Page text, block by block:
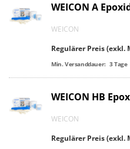
WEICON A
WEICON
Regulärer Preis (exkl.
Min. Versanddauer: 3Tage
WEICON HB
WEICON
Regulärer Preis (exkl.